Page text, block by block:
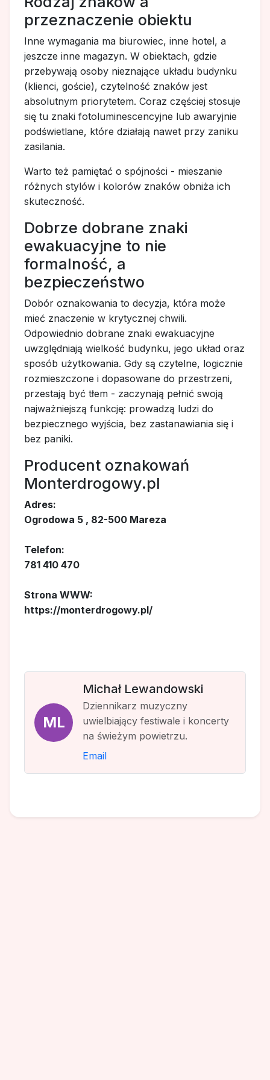
przeznaczenie obiektu
Inne wymagania ma biurowiec, inne hotel, a
jeszcze inne magazyn. W obiektach, gdzie
przebywają osoby nieznające układu budynku
(klienci, goście), czytelność znaków jest
absolutnym priorytetem. Coraz częściej stosuje
się tu znaki fotoluminescencyjne lub awaryjnie
podświetlane, które działają nawet przy zaniku
zasilania.
Warto też pamiętać o spójności - mieszanie
różnych stylów i kolorów znaków obniża ich
skuteczność.
Dobrze dobrane znaki
ewakuacyjne to nie
formalność, a
bezpieczeństwo
Dobór oznakowania to decyzja, która może
mieć znaczenie w krytycznej chwili.
Odpowiednio dobrane znaki ewakuacyjne
uwzględniają wielkość budynku, jego układ oraz
sposób użytkowania. Gdy są czytelne, logicznie
rozmieszczone i dopasowane do przestrzeni,
przestają być tłem - zaczynają pełnić swoją
najważniejszą funkcję: prowadzą ludzi do
bezpiecznego wyjścia, bez zastanawiania się i
bez paniki.
Producent oznakowań
Monterdrogowy.pl
Adres:
Ogrodowa 5 , 82-500 Mareza
Telefon:
781 410 470
Strona WWW:
https://monterdrogowy.pl/
ML
Michał Lewandowski
Dziennikarz muzyczny
uwielbiający festiwale i koncerty
na świeżym powietrzu.
Email